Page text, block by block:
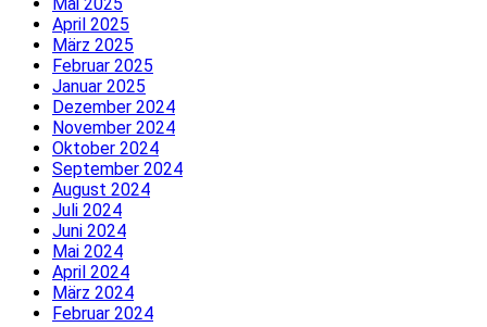
April 2025
März 2025
Februar 2025
Januar 2025
Dezember 2024
November 2024
Oktober 2024
September 2024
August 2024
Juli 2024
Juni 2024
Mai 2024
April 2024
März 2024
Februar 2024